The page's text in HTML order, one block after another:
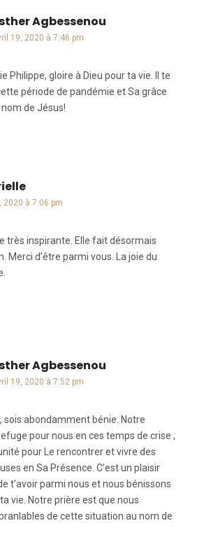
Agbessenou
19, 2020 à 7:46 pm
Philippe, gloire à Dieu pour ta vie. Il te
période de pandémie et Sa grâce
de Jésus!
dit :
2020 à 7:06 pm
très inspirante. Elle fait désormais
Merci d’être parmi vous. La joie du
Agbessenou
19, 2020 à 7:52 pm
sois abondamment bénie. Notre
pour nous en ces temps de crise ;
pour Le rencontrer et vivre des
en Sa Présence. C’est un plaisir
t’avoir parmi nous et nous bénissons
vie. Notre prière est que nous
de cette situation au nom de